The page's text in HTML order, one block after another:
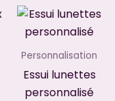
Personnalisation
Essui lunettes
personnalisé